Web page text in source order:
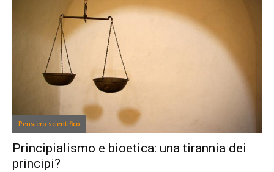
Pensiero scientifico
Principialismo e bioetica: una tirannia dei
principi?